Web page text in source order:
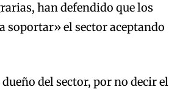
han defendido que los
soportar» el sector aceptando
del sector, por no decir el